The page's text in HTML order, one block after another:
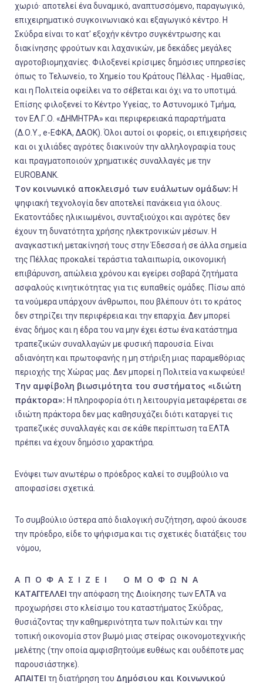
χωριό· αποτελεί ένα δυναμικό, αναπτυσσόμενο, παραγωγικό,
επιχειρηματικό συγκοινωνιακό και εξαγωγικό κέντρο. Η
Σκύδρα είναι το κατ' εξοχήν κέντρο συγκέντρωσης και
διακίνησης φρούτων και λαχανικών, με δεκάδες μεγάλες
αγροτοβιομηχανίες. Φιλοξενεί κρίσιμες δημόσιες υπηρεσίες
όπως το Τελωνείο, το Χημείο του Κράτους Πέλλας - Ημαθίας,
και η Πολιτεία οφείλει να το σέβεται και όχι να το υποτιμά.
Επίσης φιλοξενεί το Κέντρο Υγείας, το Αστυνομικό Τμήμα,
τον ΕΛ.Γ.Ο. «ΔΗΜΗΤΡΑ» και περιφερειακά παραρτήματα
(Δ.Ο.Υ., e-ΕΦΚΑ, ΔΑΟΚ). Όλοι αυτοί οι φορείς, οι επιχειρήσεις
και οι χιλιάδες αγρότες διακινούν την αλληλογραφία τους
και πραγματοποιούν χρηματικές συναλλαγές με την
EUROBANK.
Τον κοινωνικό αποκλεισμό των ευάλωτων ομάδων: Η
ψηφιακή τεχνολογία δεν αποτελεί πανάκεια για όλους.
Εκατοντάδες ηλικιωμένοι, συνταξιούχοι και αγρότες δεν
έχουν τη δυνατότητα χρήσης ηλεκτρονικών μέσων. Η
αναγκαστική μετακίνησή τους στην Έδεσσα ή σε άλλα σημεία
της Πέλλας προκαλεί τεράστια ταλαιπωρία, οικονομική
επιβάρυνση, απώλεια χρόνου και εγείρει σοβαρά ζητήματα
ασφαλούς κινητικότητας για τις ευπαθείς ομάδες. Πίσω από
τα νούμερα υπάρχουν άνθρωποι, που βλέπουν ότι το κράτος
δεν στηρίζει την περιφέρεια και την επαρχία. Δεν μπορεί
ένας δήμος και η έδρα του να μην έχει έστω ένα κατάστημα
τραπεζικών συναλλαγών με φυσική παρουσία. Είναι
αδιανόητη και πρωτοφανής η μη στήριξη μιας παραμεθόριας
περιοχής της Χώρας μας. Δεν μπορεί η Πολιτεία να κωφεύει!
Την αμφίβολη βιωσιμότητα του συστήματος «ιδιώτη
πράκτορα»: Η πληροφορία ότι η λειτουργία μεταφέρεται σε
ιδιώτη πράκτορα δεν μας καθησυχάζει διότι καταργεί τις
τραπεζικές συναλλαγές και σε κάθε περίπτωση τα ΕΛΤΑ
πρέπει να έχουν δημόσιο χαρακτήρα.
Ενόψει των ανωτέρω ο πρόεδρος καλεί το συμβούλιο να
αποφασίσει σχετικά.
Το συμβούλιο ύστερα από διαλογική συζήτηση, αφού άκουσε
την πρόεδρο, είδε το ψήφισμα και τις σχετικές διατάξεις του
νόμου,
Α Π Ο Φ Α Σ Ι Ζ Ε Ι Ο Μ Ο Φ Ω Ν Α
ΚΑΤΑΓΓΕΛΛΕΙ την απόφαση της Διοίκησης των ΕΛΤΑ να
προχωρήσει στο κλείσιμο του καταστήματος Σκύδρας,
θυσιάζοντας την καθημερινότητα των πολιτών και την
τοπική οικονομία στον βωμό μιας στείρας οικονομοτεχνικής
μελέτης (την οποία αμφισβητούμε ευθέως και ουδέποτε μας
παρουσιάστηκε).
ΑΠΑΙΤΕΙ τη διατήρηση του Δημόσιου και Κοινωνικού